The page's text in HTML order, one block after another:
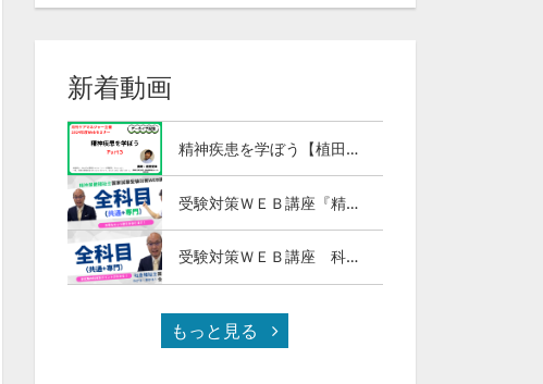
新着動画
精神疾患を学ぼう【植田俊幸氏】Part３
受験対策ＷＥＢ講座『精神保健福祉士国試ナビ［専門科目］２０２７』＆「科目別の重要ポイントがわかる！社会福祉士合格講座２０２７［共通科目］」
受験対策ＷＥＢ講座 科目別の重要ポイントがわかる！社会福祉士合格講座２０２７（全セット）
もっと見る